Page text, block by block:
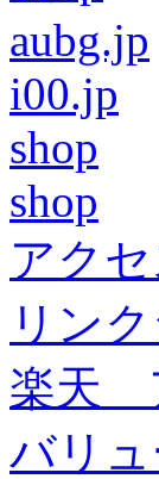
aubg.jp
i00.jp
shop
shop
アク
リン
楽天
バリ